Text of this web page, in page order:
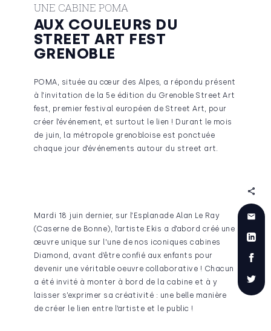
UNE CABINE POMA
AUX COULEURS DU
STREET ART FEST
GRENOBLE
POMA, située au cœur des Alpes, a répondu présent
à l’invitation de la 5e édition du Grenoble Street Art
fest, premier festival européen de Street Art, pour
créer l’événement, et surtout le lien ! Durant le mois
de juin, la métropole grenobloise est ponctuée
chaque jour d’événements autour du street art.
Mardi 18 juin dernier, sur l’Esplanade Alan Le Ray
(Caserne de Bonne), l’artiste Ekis a d’abord créé une
œuvre unique sur l'une de nos iconiques cabines
Diamond, avant d’être confié aux enfants pour
devenir une véritable oeuvre collaborative ! Chacun
a été invité à monter à bord de la cabine et à y
laisser s’exprimer sa créativité : une belle manière
de créer le lien entre l’artiste et le public !